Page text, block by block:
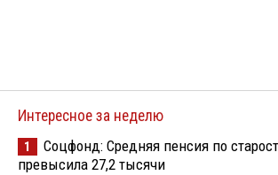
Интересное за неделю
1
Соцфонд: Средняя пенсия по
превысила 27,2 тысячи